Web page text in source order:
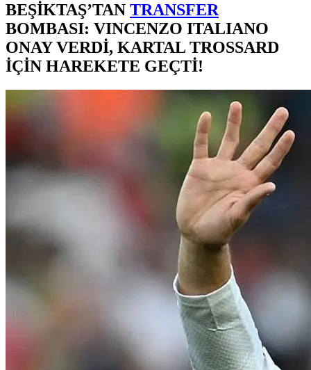
BEŞİKTAŞ’TAN TRANSFER
BOMBASI: VINCENZO ITALIANO
ONAY VERDİ, KARTAL TROSSARD
İÇİN HAREKETE GEÇTİ!